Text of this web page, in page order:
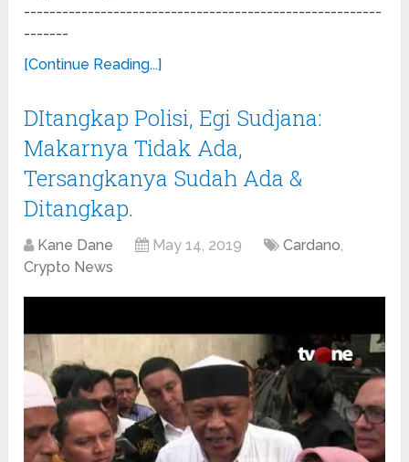
--------------------------------------------------------
-------
[Continue Reading...]
DItangkap Polisi, Egi Sudjana:
Makarnya Tidak Ada,
Tersangkanya Sudah Ada &
Ditangkap.
Kane Dane May 14, 2019 Cardano,
Crypto News